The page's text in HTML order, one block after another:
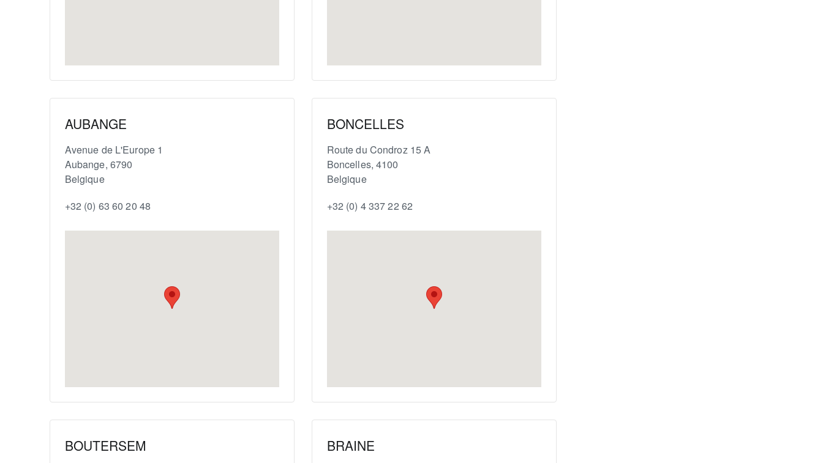
AUBANGE
Avenue de L'Europe 1
Aubange, 6790
Belgique
+32 (0) 63 60 20 48
BONCELLES
Route du Condroz 15 A
Boncelles, 4100
Belgique
+32 (0) 4 337 22 62
BOUTERSEM BRAINE